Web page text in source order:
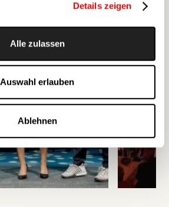
Details zeigen
Alle zulassen
Auswahl erlauben
Ablehnen